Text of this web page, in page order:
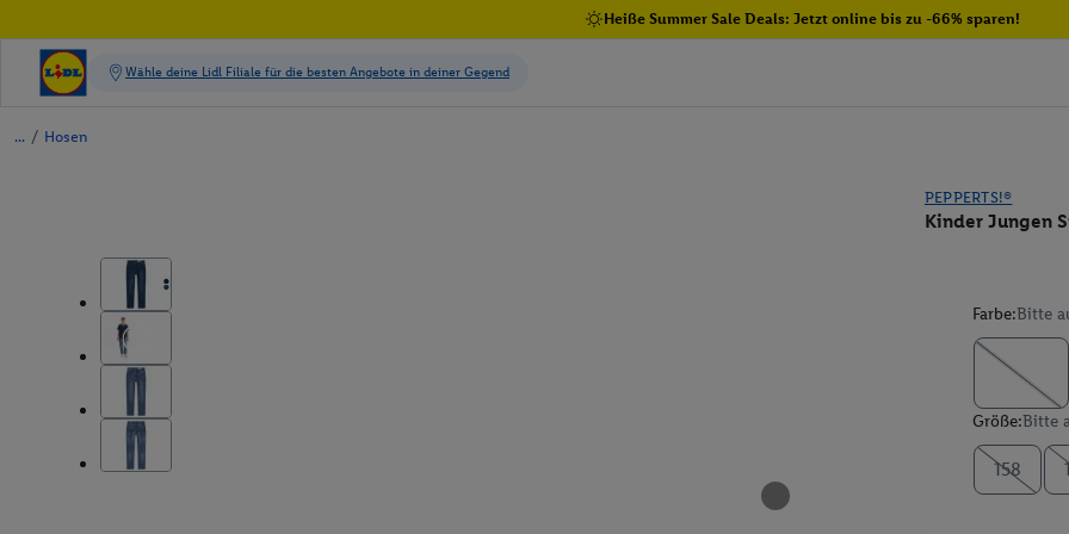
Heiße Summer Sale Deals: Jetzt online bis zu -66% sparen!
/ Hosen
PEPPERTS!®
Kinder Jungen
Farbe:Bitte
Größe:Bitte
158